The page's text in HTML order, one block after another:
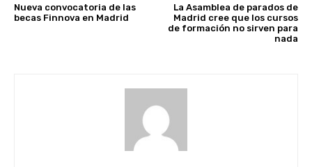
Nueva convocatoria de las
becas Finnova en Madrid
La Asamblea de parados de
Madrid cree que los cursos
de formación no sirven para
nada